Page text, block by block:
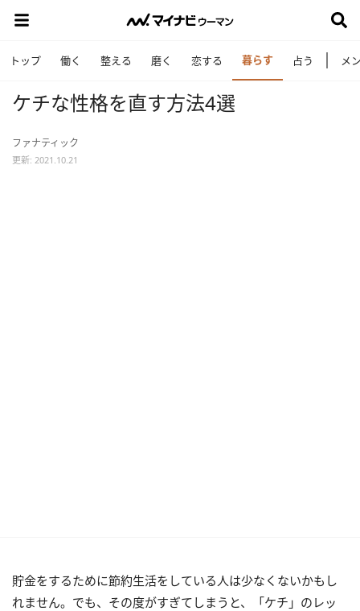
トップ 働く 整える 磨く 恋する 暮らす 占う メ
ケチな性格を直す方法4選
ファナティック
更新: 2021.10.21
貯金をするために節約生活をしている人は少なくないかもし
れません。でも、その度がすぎてしまうと、「ケチ」のレッ